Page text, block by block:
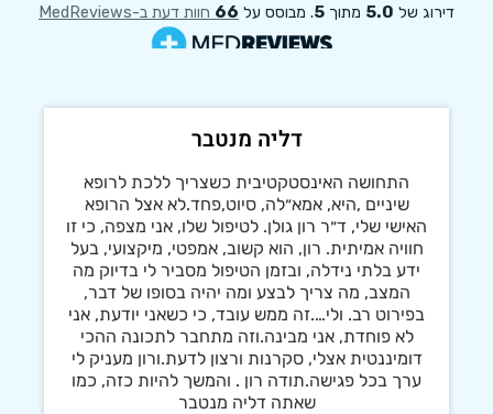
דליה מנטבר
התחושה האינסטקטיבית כשצריך ללכת לרופא
שיניים ,היא, אמא״לה, סיוט,פחד.לא אצל הרופא
האישי שלי, ד״ר רון גולן. לטיפול שלו, אני מצפה, כי זו
חוויה אמיתית. רון, הוא קשוב, אמפטי, מיקצועי, בעל
ידע בלתי נידלה, ובזמן הטיפול מסביר לי בדיוק מה
המצב, מה צריך לבצע ומה יהיה בסופו של דבר,
בפירוט רב. ולי….זה ממש עובד, כי כשאני יודעת, אני
לא פוחדת, אני מבינה.וזה מתחבר לתכונה ההכי
דומיננטית אצלי, סקרנות ורצון לדעת.ורון מעניק לי
ערך בכל פגישה.תודה רון . והמשך להיות כזה, כמו
שאתה דליה מנטבר